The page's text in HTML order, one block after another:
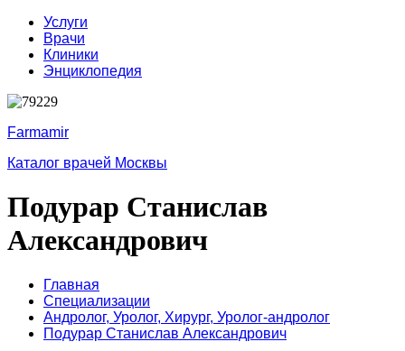
Услуги
Врачи
Клиники
Энциклопедия
Farmamir
Каталог врачей Москвы
Подурар Станислав
Александрович
Главная
Специализации
Андролог, Уролог, Хирург, Уролог-андролог
Подурар Станислав Александрович